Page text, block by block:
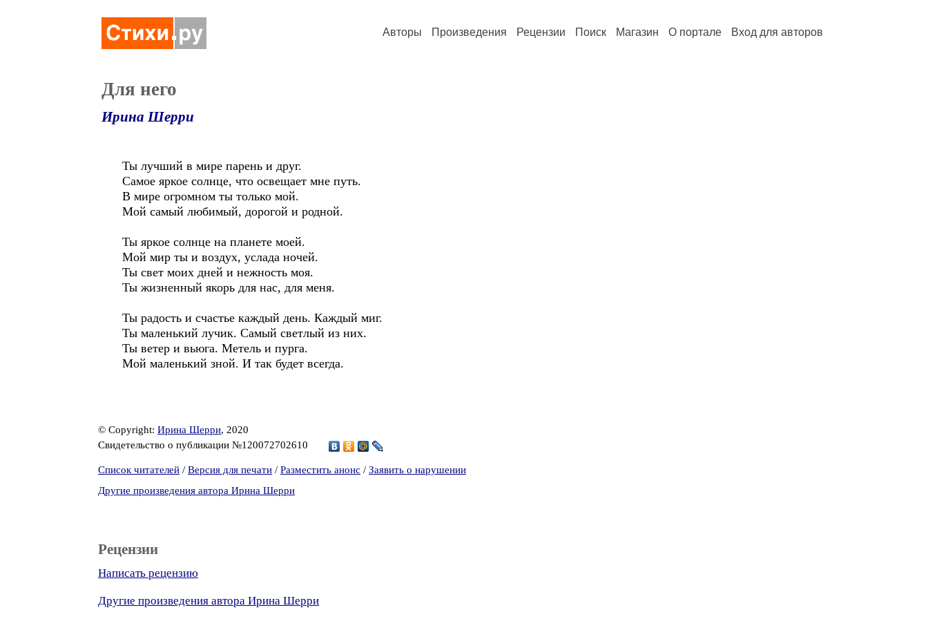
Авторы Произведения Рецензии Поиск Магазин О портале Вход для авторов
Для него
Ирина Шерри
Ты лучший в мире парень и друг.
Самое яркое солнце, что освещает мне путь.
В мире огромном ты только мой.
Мой самый любимый, дорогой и родной.
Ты яркое солнце на планете моей.
Мой мир ты и воздух, услада ночей.
Ты свет моих дней и нежность моя.
Ты жизненный якорь для нас, для меня.
Ты радость и счастье каждый день. Каждый миг.
Ты маленький лучик. Самый светлый из них.
Ты ветер и вьюга. Метель и пурга.
Мой маленький зной. И так будет всегда.
© Copyright: Ирина Шерри, 2020
Свидетельство о публикации №120072702610
Список читателей / Версия для печати / Разместить анонс / Заявить о нарушении
Другие произведения автора Ирина Шерри
Рецензии
Написать рецензию
Другие произведения автора Ирина Шерри